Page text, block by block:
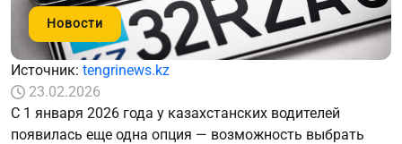
Новости
Источник: tengrinews.kz
23.02.2026
С 1 января 2026 года у казахстанских водителей
появилась еще одна опция — возможность выбрать